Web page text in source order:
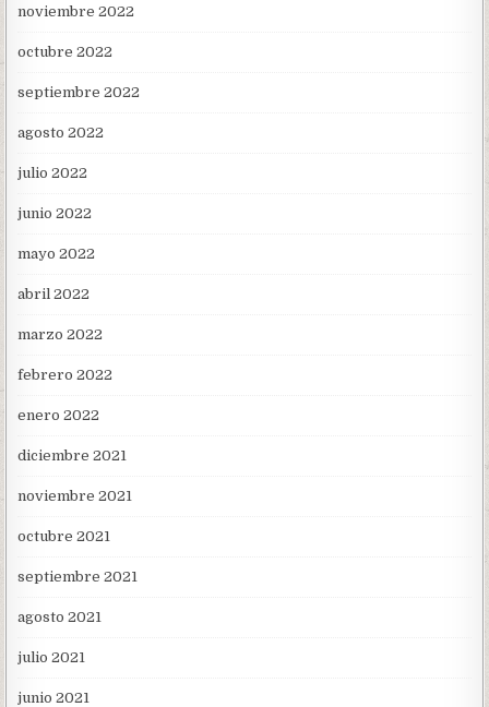
noviembre 2022
octubre 2022
septiembre 2022
agosto 2022
julio 2022
junio 2022
mayo 2022
abril 2022
marzo 2022
febrero 2022
enero 2022
diciembre 2021
noviembre 2021
octubre 2021
septiembre 2021
agosto 2021
julio 2021
junio 2021